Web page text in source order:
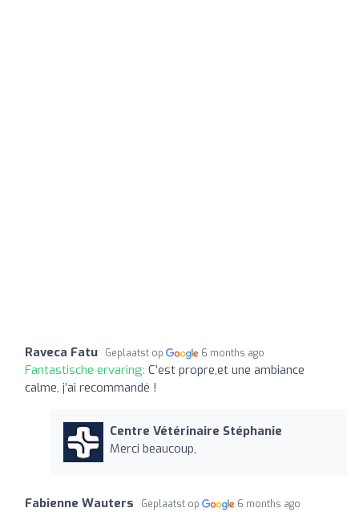
Raveca Fatu Geplaatst op 6 months ago
Fantastische ervaring: C’est propre,et une ambiance
calme, j’ai recommandé !
Centre Vétérinaire Stéphanie
Merci beaucoup,
Fabienne Wauters Geplaatst op 6 months ago